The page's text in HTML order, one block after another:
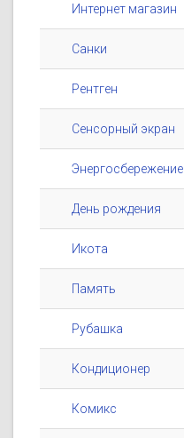
Интернет магазин
Санки
Рентген
Сенсорный экран
Энергосбережение
День рождения
Икота
Память
Рубашка
Кондиционер
Комикс